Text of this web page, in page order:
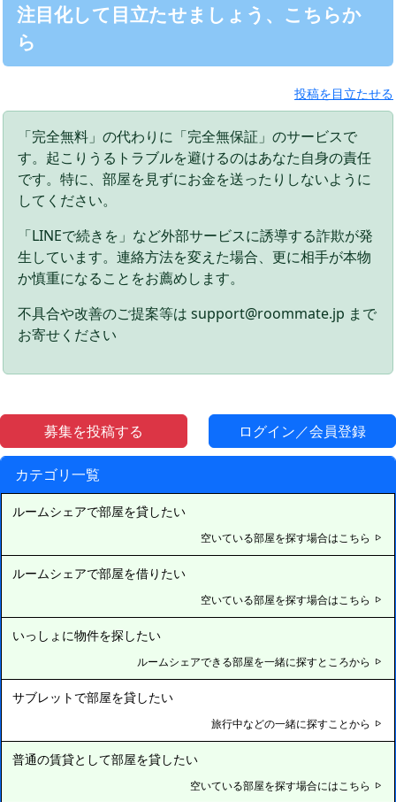
募集を投稿する ログイン／会員登録
カテゴリ一覧
ルームシェアで部屋を貸したい
空いている部屋を探す場合はこちら
ルームシェアで部屋を借りたい
空いている部屋を探す場合はこちら
いっしょに物件を探したい
ルームシェアできる部屋を一緒に探すところから
サブレットで部屋を貸したい
旅行中などの一緒に探すことから
普通の賃貸として部屋を貸したい
空いている部屋を探す場合にはこちら
注目化して目立たせましょう、こちらか
ら
投稿を目立たせる
「完全無料」の代わりに「完全無保証」のサービスで
す。起こりうるトラブルを避けるのはあなた自身の責任
です。特に、部屋を見ずにお金を送ったりしないように
してください。
「LINEで続きを」など外部サービスに誘導する詐欺が発
生しています。連絡方法を変えた場合、更に相手が本物
か慎重になることをお薦めします。
不具合や改善のご提案等は support@roommate.jp まで
お寄せください